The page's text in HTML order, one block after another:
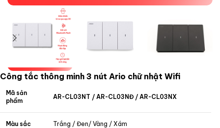
Công tắc thông minh 3 nút Ario chữ nhật Wifi
Mã sản
phẩm
AR-CL03NT / AR-CL03NĐ / AR-CL03NX
Màu sắc Trắng / Đen/ Vàng / Xám